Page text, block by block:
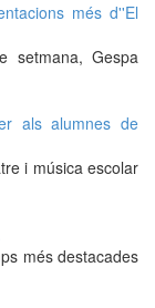
més d''El
setmana, Gespa
als alumnes de
i música escolar
més destacades